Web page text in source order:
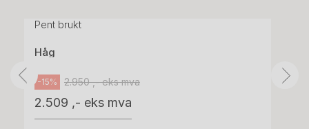
Pent brukt
Håg
-15% 2.950 ,- eks mva
2.509 ,- eks mva